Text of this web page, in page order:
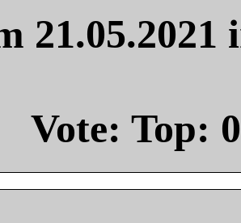
Vote: Top: 0